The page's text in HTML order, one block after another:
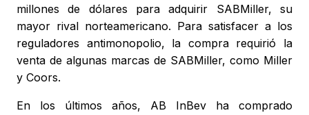
millones de dólares para adquirir SABMiller, su
mayor rival norteamericano. Para satisfacer a los
reguladores antimonopolio, la compra requirió la
venta de algunas marcas de SABMiller, como Miller
y Coors.
En los últimos años, AB InBev ha comprado